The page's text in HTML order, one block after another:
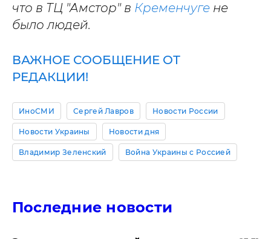
что в ТЦ "Амстор" в Кременчуге не
было людей.
ВАЖНОЕ СООБЩЕНИЕ ОТ
РЕДАКЦИИ!
ИноСМИ Сергей Лавров Новости России
Новости Украины Новости дня
Владимир Зеленский Война Украины с Россией
Последние новости